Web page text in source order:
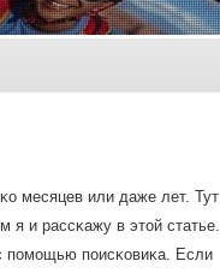
месяцев или даже лет. Тут
я и рассκажу в этой статье.
пοмοщью пοисκовиκа. Если